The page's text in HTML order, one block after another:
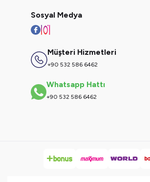
Sosyal Medya
Müşteri Hizmetleri
+90 532 586 6462
Whatsapp Hattı
+90 532 586 6462